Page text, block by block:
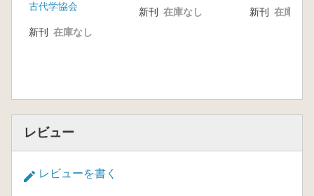
求菩提山の経
山口 裕平
心に― 江藤 和幸
求菩提山の出土陶磁
藤 啓介・若杦 善満
古代学協会
新刊 在庫なし
新刊 在庫なし 新刊 在庫なし
レビュー
レビューを書く